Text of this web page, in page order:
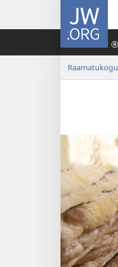
JW.ORG
Raamatukogu